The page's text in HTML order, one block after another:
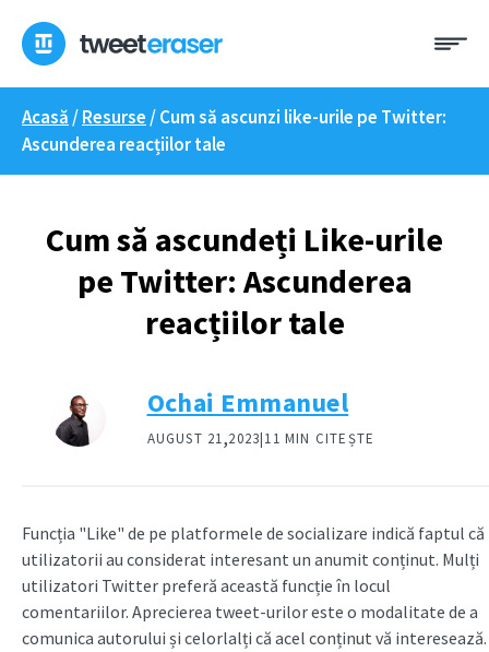
conținut
Acasă /Resurse /Cum să ascunzi like-urile pe Twitter:
Ascunderea reacțiilor tale
Cum să ascundeți Like-urile
pe Twitter: Ascunderea
reacțiilor tale
Ochai Emmanuel
AUGUST 21,2023|11 MIN CITEȘTE
Funcția "Like" de pe platformele de socializare indică faptul că
utilizatorii au considerat interesant un anumit conținut. Mulți
utilizatori Twitter preferă această funcție în locul
comentariilor. Aprecierea tweet-urilor este o modalitate de a
comunica autorului și celorlalți că acel conținut vă interesează.